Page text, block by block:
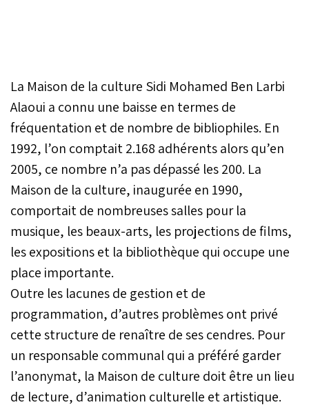
La Maison de la culture Sidi Mohamed Ben Larbi
Alaoui a connu une baisse en termes de
fréquentation et de nombre de bibliophiles. En
1992, l’on comptait 2.168 adhérents alors qu’en
2005, ce nombre n’a pas dépassé les 200. La
Maison de la culture, inaugurée en 1990,
comportait de nombreuses salles pour la
musique, les beaux-arts, les projections de films,
les expositions et la bibliothèque qui occupe une
place importante.
Outre les lacunes de gestion et de
programmation, d’autres problèmes ont privé
cette structure de renaître de ses cendres. Pour
un responsable communal qui a préféré garder
l’anonymat, la Maison de culture doit être un lieu
de lecture, d’animation culturelle et artistique.